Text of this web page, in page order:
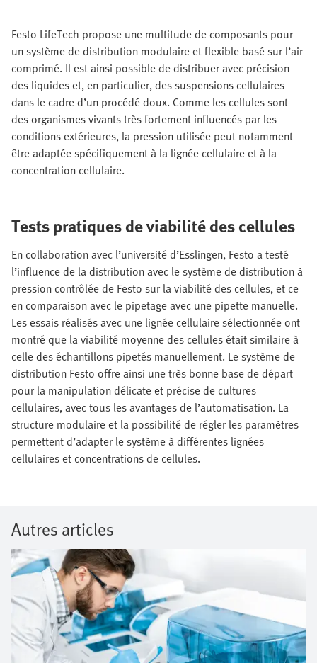
Festo LifeTech propose une multitude de composants pour
un système de distribution modulaire et flexible basé sur l’air
comprimé. Il est ainsi possible de distribuer avec précision
des liquides et, en particulier, des suspensions cellulaires
dans le cadre d’un procédé doux. Comme les cellules sont
des organismes vivants très fortement influencés par les
conditions extérieures, la pression utilisée peut notamment
être adaptée spécifiquement à la lignée cellulaire et à la
concentration cellulaire.
Tests pratiques de viabilité des cellules
En collaboration avec l’université d’Esslingen, Festo a testé
l’influence de la distribution avec le système de distribution à
pression contrôlée de Festo sur la viabilité des cellules, et ce
en comparaison avec le pipetage avec une pipette manuelle.
Les essais réalisés avec une lignée cellulaire sélectionnée ont
montré que la viabilité moyenne des cellules était similaire à
celle des échantillons pipetés manuellement. Le système de
distribution Festo offre ainsi une très bonne base de départ
pour la manipulation délicate et précise de cultures
cellulaires, avec tous les avantages de l’automatisation. La
structure modulaire et la possibilité de régler les paramètres
permettent d’adapter le système à différentes lignées
cellulaires et concentrations de cellules.
Autres articles